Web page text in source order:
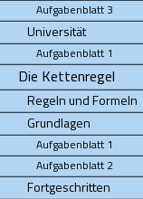
Aufgabenblatt 3
Universität
Aufgabenblatt 1
Die Kettenregel
Regeln und Formeln
Grundlagen
Aufgabenblatt 1
Aufgabenblatt 2
Fortgeschritten